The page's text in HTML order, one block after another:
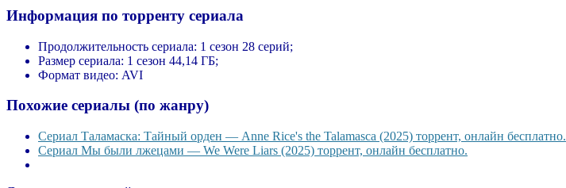
Информация по торренту сериала
Продолжительность сериала: 1 сезон 28 серий;
Размер сериала: 1 сезон 44,14 ГБ;
Формат видео: AVI
Похожие сериалы (по жанру)
Сериал Таламаска: Тайный орден — Anne Rice's the Talamasca (2025) торрент, онлайн бесплатно.
Сериал Мы были лжецами — We Were Liars (2025) торрент, онлайн бесплатно.